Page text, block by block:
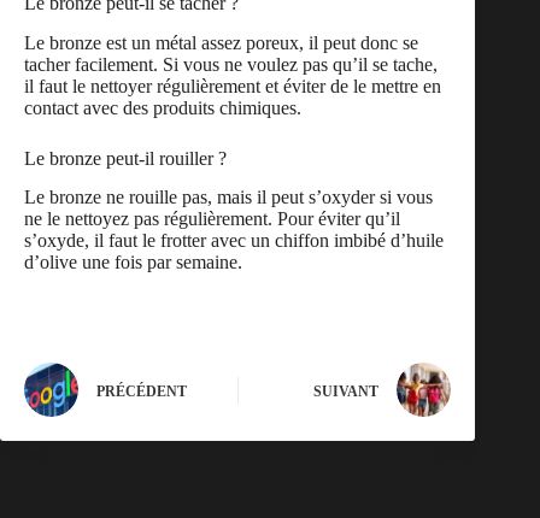
Le bronze est un métal assez poreux, il peut donc se
tacher facilement. Si vous ne voulez pas qu’il se tache,
il faut le nettoyer régulièrement et éviter de le mettre en
contact avec des produits chimiques.
Le bronze peut-il rouiller ?
Le bronze ne rouille pas, mais il peut s’oxyder si vous
ne le nettoyez pas régulièrement. Pour éviter qu’il
s’oxyde, il faut le frotter avec un chiffon imbibé d’huile
d’olive une fois par semaine.
PRÉCÉDENT SUIVANT